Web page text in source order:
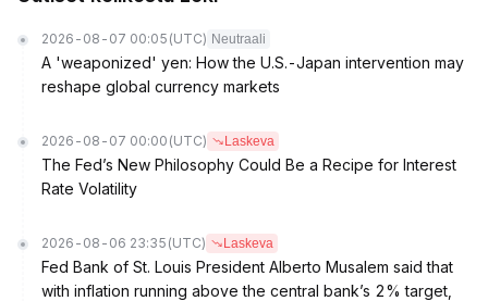
2026-08-07 00:05 (UTC) Neutraali
A 'weaponized' yen: How the U.S.-Japan intervention may
reshape global currency markets
2026-08-07 00:00 (UTC) Laskeva
The Fed’s New Philosophy Could Be a Recipe for Interest
Rate Volatility
2026-08-06 23:35 (UTC) Laskeva
Fed Bank of St. Louis President Alberto Musalem said that
with inflation running above the central bank’s 2% target,